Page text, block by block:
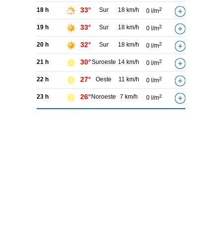
18 h 33° Sur 18 km/h 0 l/m2
19 h 33° Sur 18 km/h 0 l/m2
20 h 32° Sur 18 km/h 0 l/m2
21 h 30°Suroeste 14 km/h 0 l/m2
22 h 27° Oeste 11 km/h 0 l/m2
23 h 26° Noroeste 7 km/h 0 l/m2